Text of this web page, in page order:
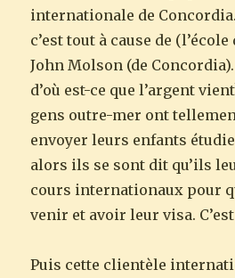
internationale de
c’est tout à cause de
John Molson (de
d’où est-ce que l’argent
gens outre-mer ont
envoyer leurs enfants
alors ils se sont dit qu’ils
cours internationaux pour
venir et avoir leur visa.
Puis cette clientèle